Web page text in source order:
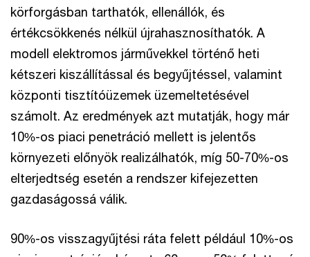
körforgásban tarthatók, ellenállók, és
értékcsökkenés nélkül újrahasznosíthatók. A
modell elektromos járművekkel történő heti
kétszeri kiszállítással és begyűjtéssel, valamint
központi tisztítóüzemek üzemeltetésével
számolt. Az eredmények azt mutatják, hogy már
10%-os piaci penetráció mellett is jelentős
környezeti előnyök realizálhatók, míg 50-70%-os
elterjedtség esetén a rendszer kifejezetten
gazdaságossá válik.
90%-os visszagyűjtési ráta felett például 10%-os